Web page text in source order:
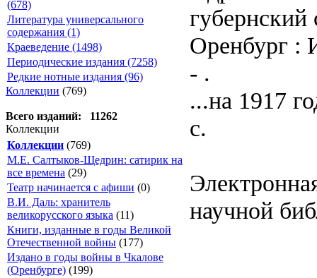
(678)
Литература универсального
содержания (1)
Краеведение (1498)
Периодические издания (7258)
Редкие нотные издания (96)
Коллекции (769)
Всего изданий: 11262
Коллекции
Коллекции (769)
М.Е. Салтыков-Щедрин: сатирик на
все времена (29)
Театр начинается с афиши (0)
В.И. Даль: хранитель
великорусского языка (11)
Книги, изданные в годы Великой
Отечественной войны (177)
Издано в годы войны в Чкалове
(Оренбурге) (199)
губернский
Оренбург :
- .
...на 1917
с.
научной